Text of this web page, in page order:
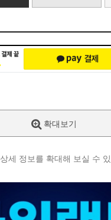
확대보기
상세 정보를 확대해 보실 수